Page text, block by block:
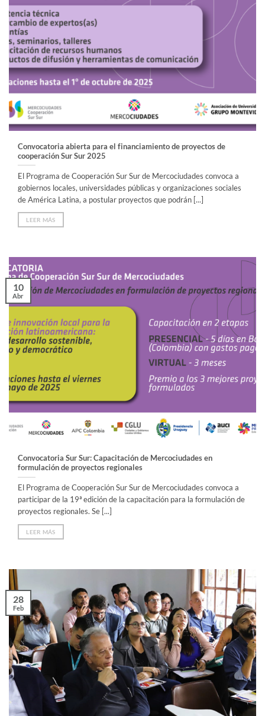
Convocatoria abierta para el financiamiento de proyectos de
cooperación Sur Sur 2025
El Programa de Cooperación Sur Sur de Mercociudades convoca a
gobiernos locales, universidades públicas y organizaciones sociales
de América Latina, a postular proyectos que podrán [...]
LEER MÁS
Convocatoria Sur Sur: Capacitación de Mercociudades en
formulación de proyectos regionales
El Programa de Cooperación Sur Sur de Mercociudades convoca a
participar de la 19ª edición de la capacitación para la formulación de
proyectos regionales. Se [...]
LEER MÁS
10
Abr
28
Feb